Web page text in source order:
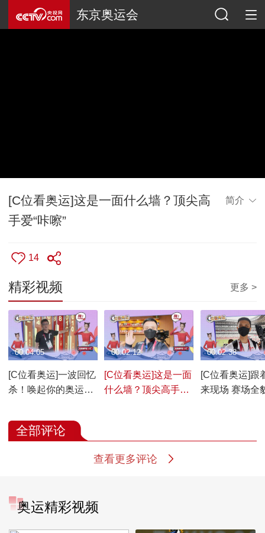
东京奥运会
[C位看奥运]这是一面什么墙？顶尖高
手爱“咔嚓”
简介
14
精彩视频 更多 >
[C位看奥运]一波回忆
杀！唤起你的奥运记
00:04:05
[C位看奥运]这是一面
什么墙？顶尖高手
00:02:12
[C位看奥运]跟
来现场 赛场全
00:02:38
全部评论
查看更多评论
奥运精彩视频